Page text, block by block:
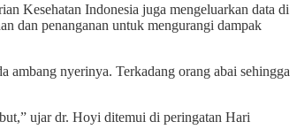
Kesehatan Indonesia juga mengeluarkan data di
dan penanganan untuk mengurangi dampak
ambang nyerinya. Terkadang orang abai sehingga
ujar dr. Hoyi ditemui di peringatan Hari